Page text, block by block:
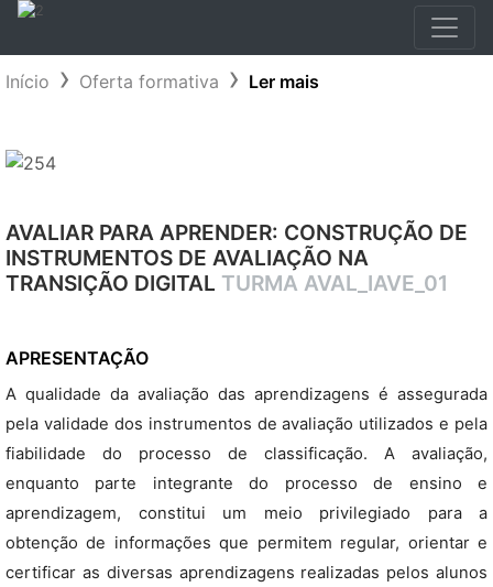
Início Oferta formativa Ler mais
AVALIAR PARA APRENDER: CONSTRUÇÃO DE
INSTRUMENTOS DE AVALIAÇÃO NA
TRANSIÇÃO DIGITAL TURMA AVAL_IAVE_01
APRESENTAÇÃO
A qualidade da avaliação das aprendizagens é assegurada
pela validade dos instrumentos de avaliação utilizados e pela
fiabilidade do processo de classificação. A avaliação,
enquanto parte integrante do processo de ensino e
aprendizagem, constitui um meio privilegiado para a
obtenção de informações que permitem regular, orientar e
certificar as diversas aprendizagens realizadas pelos alunos